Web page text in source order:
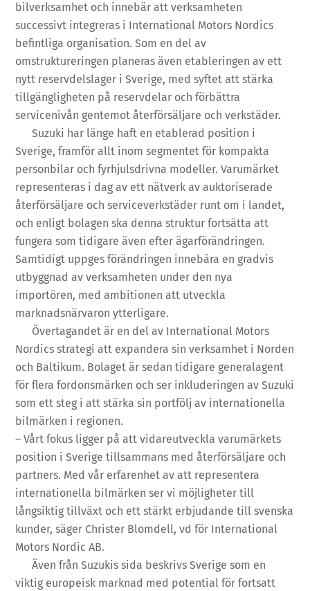
bilverksamhet och innebär att verksamheten
successivt integreras i International Motors Nordics
befintliga organisation. Som en del av
omstruktureringen planeras även etableringen av ett
nytt reservdelslager i Sverige, med syftet att stärka
tillgängligheten på reservdelar och förbättra
servicenivån gentemot återförsäljare och verkstäder.
Suzuki har länge haft en etablerad position i
Sverige, framför allt inom segmentet för kompakta
personbilar och fyrhjulsdrivna modeller. Varumärket
representeras i dag av ett nätverk av auktoriserade
återförsäljare och serviceverkstäder runt om i landet,
och enligt bolagen ska denna struktur fortsätta att
fungera som tidigare även efter ägarförändringen.
Samtidigt uppges förändringen innebära en gradvis
utbyggnad av verksamheten under den nya
importören, med ambitionen att utveckla
marknadsnärvaron ytterligare.
Övertagandet är en del av International Motors
Nordics strategi att expandera sin verksamhet i Norden
och Baltikum. Bolaget är sedan tidigare generalagent
för flera fordonsmärken och ser inkluderingen av Suzuki
som ett steg i att stärka sin portfölj av internationella
bilmärken i regionen.
– Vårt fokus ligger på att vidareutveckla varumärkets
position i Sverige tillsammans med återförsäljare och
partners. Med vår erfarenhet av att representera
internationella bilmärken ser vi möjligheter till
långsiktig tillväxt och ett stärkt erbjudande till svenska
kunder, säger Christer Blomdell, vd för International
Motors Nordic AB.
Även från Suzukis sida beskrivs Sverige som en
viktig europeisk marknad med potential för fortsatt